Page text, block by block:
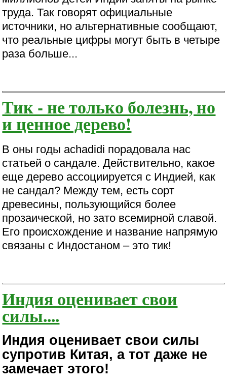
труда. Так говорят официальные
источники, но альтернативные сообщают,
что реальные цифры могут быть в четыре
раза больше...
Тик - не только болезнь, но
и ценное дерево!
В оны годы achadidi порадовала нас
статьей о сандале. Действительно, какое
еще дерево ассоциируется с Индией, как
не сандал? Между тем, есть сорт
древесины, пользующийся более
прозаической, но зато всемирной славой.
Его происхождение и название напрямую
связаны с Индостаном – это тик!
Индия оценивает свои
силы....
Индия оценивает свои силы
супротив Китая, а тот даже не
замечает этого!